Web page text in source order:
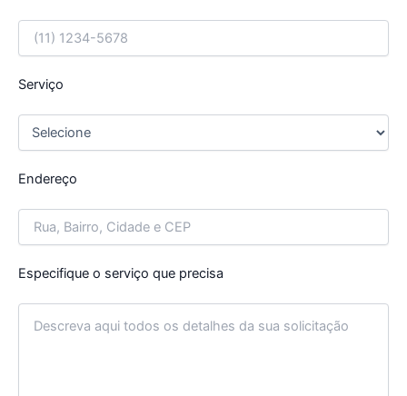
Serviço
Endereço
Especifique o serviço que precisa